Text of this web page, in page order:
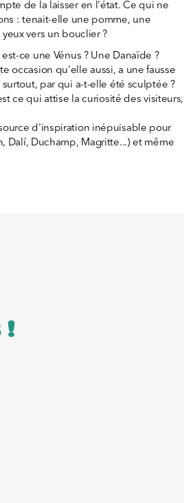
de la laisser en l'état. Ce qui ne
: tenait-elle une pomme, une
vers un bouclier ?
ce une Vénus ? Une Danaïde ?
occasion qu'elle aussi, a une fausse
par qui a-t-elle été sculptée ?
ce qui attise la curiosité des visiteurs,
d'inspiration inépuisable pour
Dalí, Duchamp, Magritte...) et même
!